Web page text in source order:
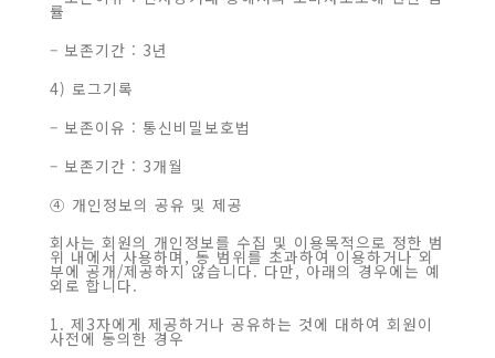
률
– 보존기간 : 3년
4) 로그기록
– 보존이유 : 통신비밀보호법
– 보존기간 : 3개월
④ 개인정보의 공유 및 제공
회사는 회원의 개인정보를 수집 및 이용목적으로 정한 범
위 내에서 사용하며, 동 범위를 초과하여 이용하거나 외
부에 공개/제공하지 않습니다. 다만, 아래의 경우에는 예
외로 합니다.
1. 제3자에게 제공하거나 공유하는 것에 대하여 회원이
사전에 동의한 경우